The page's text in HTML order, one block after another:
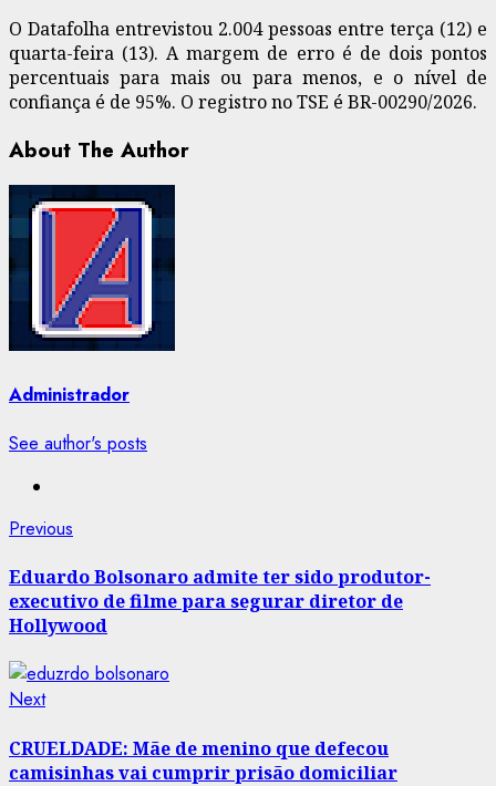
O Datafolha entrevistou 2.004 pessoas entre terça (12) e
quarta-feira (13). A margem de erro é de dois pontos
percentuais para mais ou para menos, e o nível de
confiança é de 95%. O registro no TSE é BR-00290/2026.
About The Author
Administrador
See author's posts
Post
navigation
Previous
Eduardo Bolsonaro admite ter sido produtor-
executivo de filme para segurar diretor de
Hollywood
NextNext
CRUELDADE: Mãe de menino que defecou
camisinhas vai cumprir prisão domiciliar